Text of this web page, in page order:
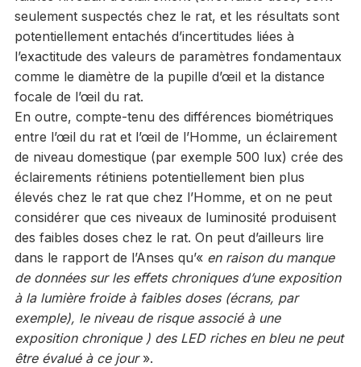
seulement suspectés chez le rat, et les résultats sont
potentiellement entachés d’incertitudes liées à
l’exactitude des valeurs de paramètres fondamentaux
comme le diamètre de la pupille d’œil et la distance
focale de l’œil du rat.
En outre, compte-tenu des différences biométriques
entre l’œil du rat et l’œil de l’Homme, un éclairement
de niveau domestique (par exemple 500 lux) crée des
éclairements rétiniens potentiellement bien plus
élevés chez le rat que chez l’Homme, et on ne peut
considérer que ces niveaux de luminosité produisent
des faibles doses chez le rat. On peut d’ailleurs lire
dans le rapport de l’Anses qu’« en raison du manque
de données sur les effets chroniques d’une exposition
à la lumière froide à faibles doses (écrans, par
exemple), le niveau de risque associé à une
exposition chronique ) des LED riches en bleu ne peut
être évalué à ce jour».